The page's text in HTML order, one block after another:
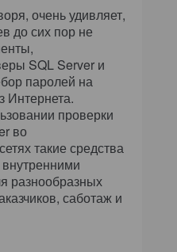
очень удивляет,
до сих пор не
SQL Server и
паролей на
Интернета.
проверки
во
такие средства
разнообразных
саботаж и